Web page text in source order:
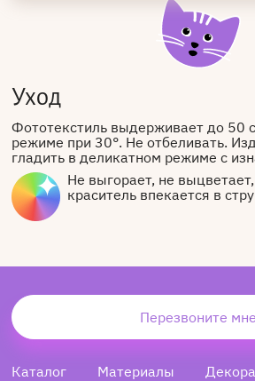
Уход
Фототекстиль выдерживает до 50
режиме при 30°. Не отбеливать.
гладить в деликатном режиме с
Не выгорает, не
краситель впекается в
Перезвоните мне
Каталог Материалы